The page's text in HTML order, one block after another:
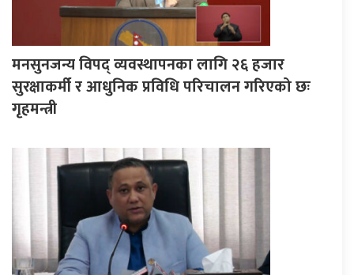
मनसुनजन्य विपद् व्यवस्थापनका लागि २६ हजार
सुरक्षाकर्मी र आधुनिक प्रविधि परिचालन गरिएको छः
गृहमन्त्री